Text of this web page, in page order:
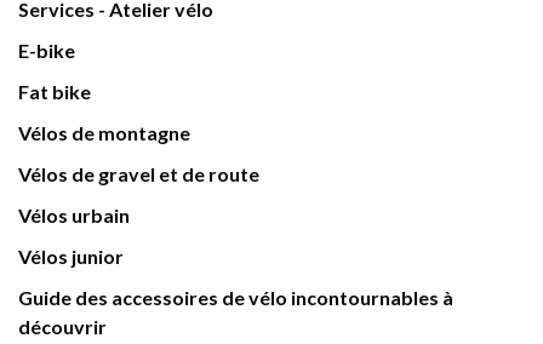
Services - Atelier vélo
E-bike
Fat bike
Vélos de montagne
Vélos de gravel et de route
Vélos urbain
Vélos junior
Guide des accessoires de vélo incontournables à
découvrir